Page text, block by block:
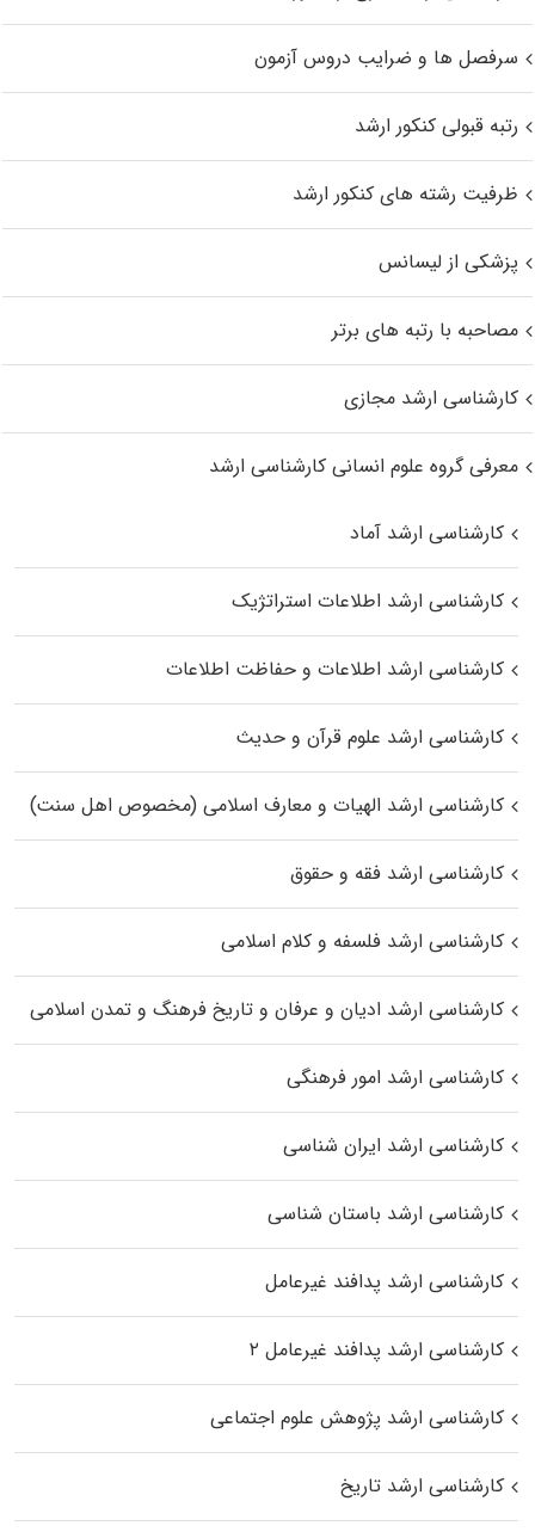
سرفصل ها و ضرایب دروس آزمون
رتبه قبولی کنکور ارشد
ظرفیت رشته های کنکور ارشد
پزشکی از لیسانس
مصاحبه با رتبه های برتر
کارشناسی ارشد مجازی
معرفی گروه علوم انسانی کارشناسی ارشد
کارشناسی ارشد آماد
کارشناسی ارشد اطلاعات استراتژیک
کارشناسی ارشد اطلاعات و حفاظت اطلاعات
کارشناسی ارشد علوم قرآن و حدیث
کارشناسی ارشد الهیات و معارف اسلامی (مخصوص اهل سنت)
کارشناسی ارشد فقه و حقوق
کارشناسی ارشد فلسفه و کلام اسلامی
کارشناسی ارشد ادیان و عرفان و تاریخ فرهنگ و تمدن اسلامی
کارشناسی ارشد امور فرهنگی
کارشناسی ارشد ایران شناسی
کارشناسی ارشد باستان شناسی
کارشناسی ارشد پدافند غیرعامل
کارشناسی ارشد پدافند غیرعامل ۲
کارشناسی ارشد پژوهش علوم اجتماعی
کارشناسی ارشد تاریخ